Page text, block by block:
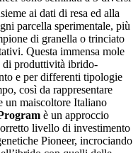
ai dati di resa ed alla
parcella sperimentale, più
di granella o trinciato
Questa immensa mole
di produttività ibrido-
e per differenti tipologie
così da rappresentare
un maiscoltore Italiano
è un approccio
livello di investimento
Pioneer, incrociando